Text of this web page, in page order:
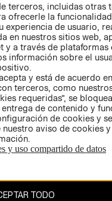
AVISO DE
PRIVACIDAD
GIFT CARD
AVISO DE
COOKIES
terceros, incluidas otras
ofrecerle la
experiencia de usuario,
en nuestros sitios web,
y a través de plataformas
información sobre el
y está de acuerdo
terceros, como
requeridas”, se
de contenido y
de cookies y
aviso de cookies
y uso compartido de datos
TODO